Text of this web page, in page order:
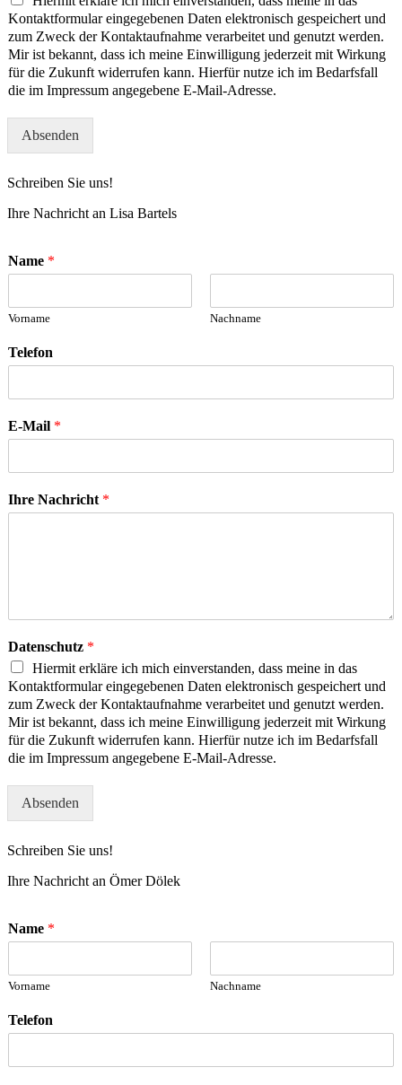
Kontaktformular eingegebenen Daten elektronisch gespeichert und
zum Zweck der Kontaktaufnahme verarbeitet und genutzt werden.
Mir ist bekannt, dass ich meine Einwilligung jederzeit mit Wirkung
für die Zukunft widerrufen kann. Hierfür nutze ich im Bedarfsfall
die im Impressum angegebene E-Mail-Adresse.
Absenden
Schreiben Sie uns!
Ihre Nachricht an Lisa Bartels
Name *
Vorname Nachname
Telefon
E-Mail *
Ihre Nachricht *
Datenschutz *
Hiermit erkläre ich mich einverstanden, dass meine in das
Kontaktformular eingegebenen Daten elektronisch gespeichert und
zum Zweck der Kontaktaufnahme verarbeitet und genutzt werden.
Mir ist bekannt, dass ich meine Einwilligung jederzeit mit Wirkung
für die Zukunft widerrufen kann. Hierfür nutze ich im Bedarfsfall
die im Impressum angegebene E-Mail-Adresse.
Absenden
Schreiben Sie uns!
Ihre Nachricht an Ömer Dölek
Name *
Vorname Nachname
Telefon